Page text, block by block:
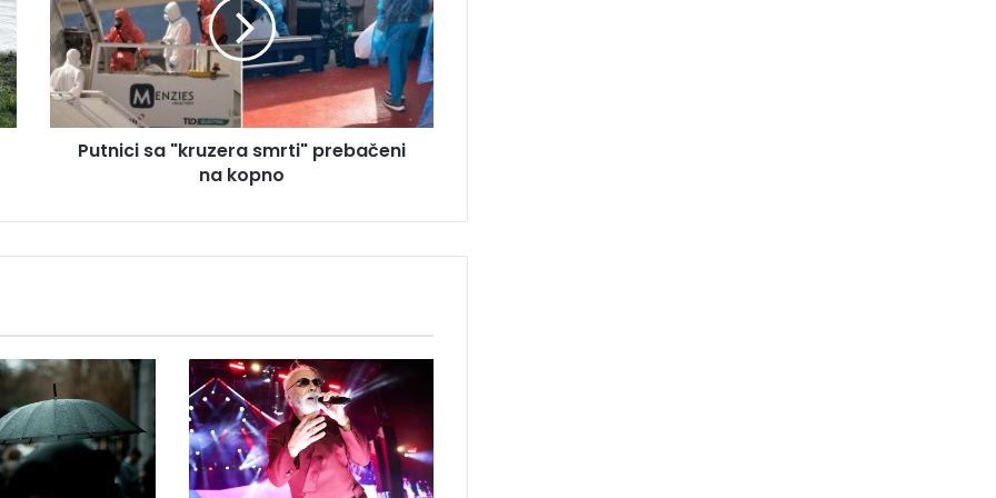
n
i
c
i
s
a
u
s
m
r
t
i
"
Putnici sa "kruzera smrti" prebačeni
na kopno